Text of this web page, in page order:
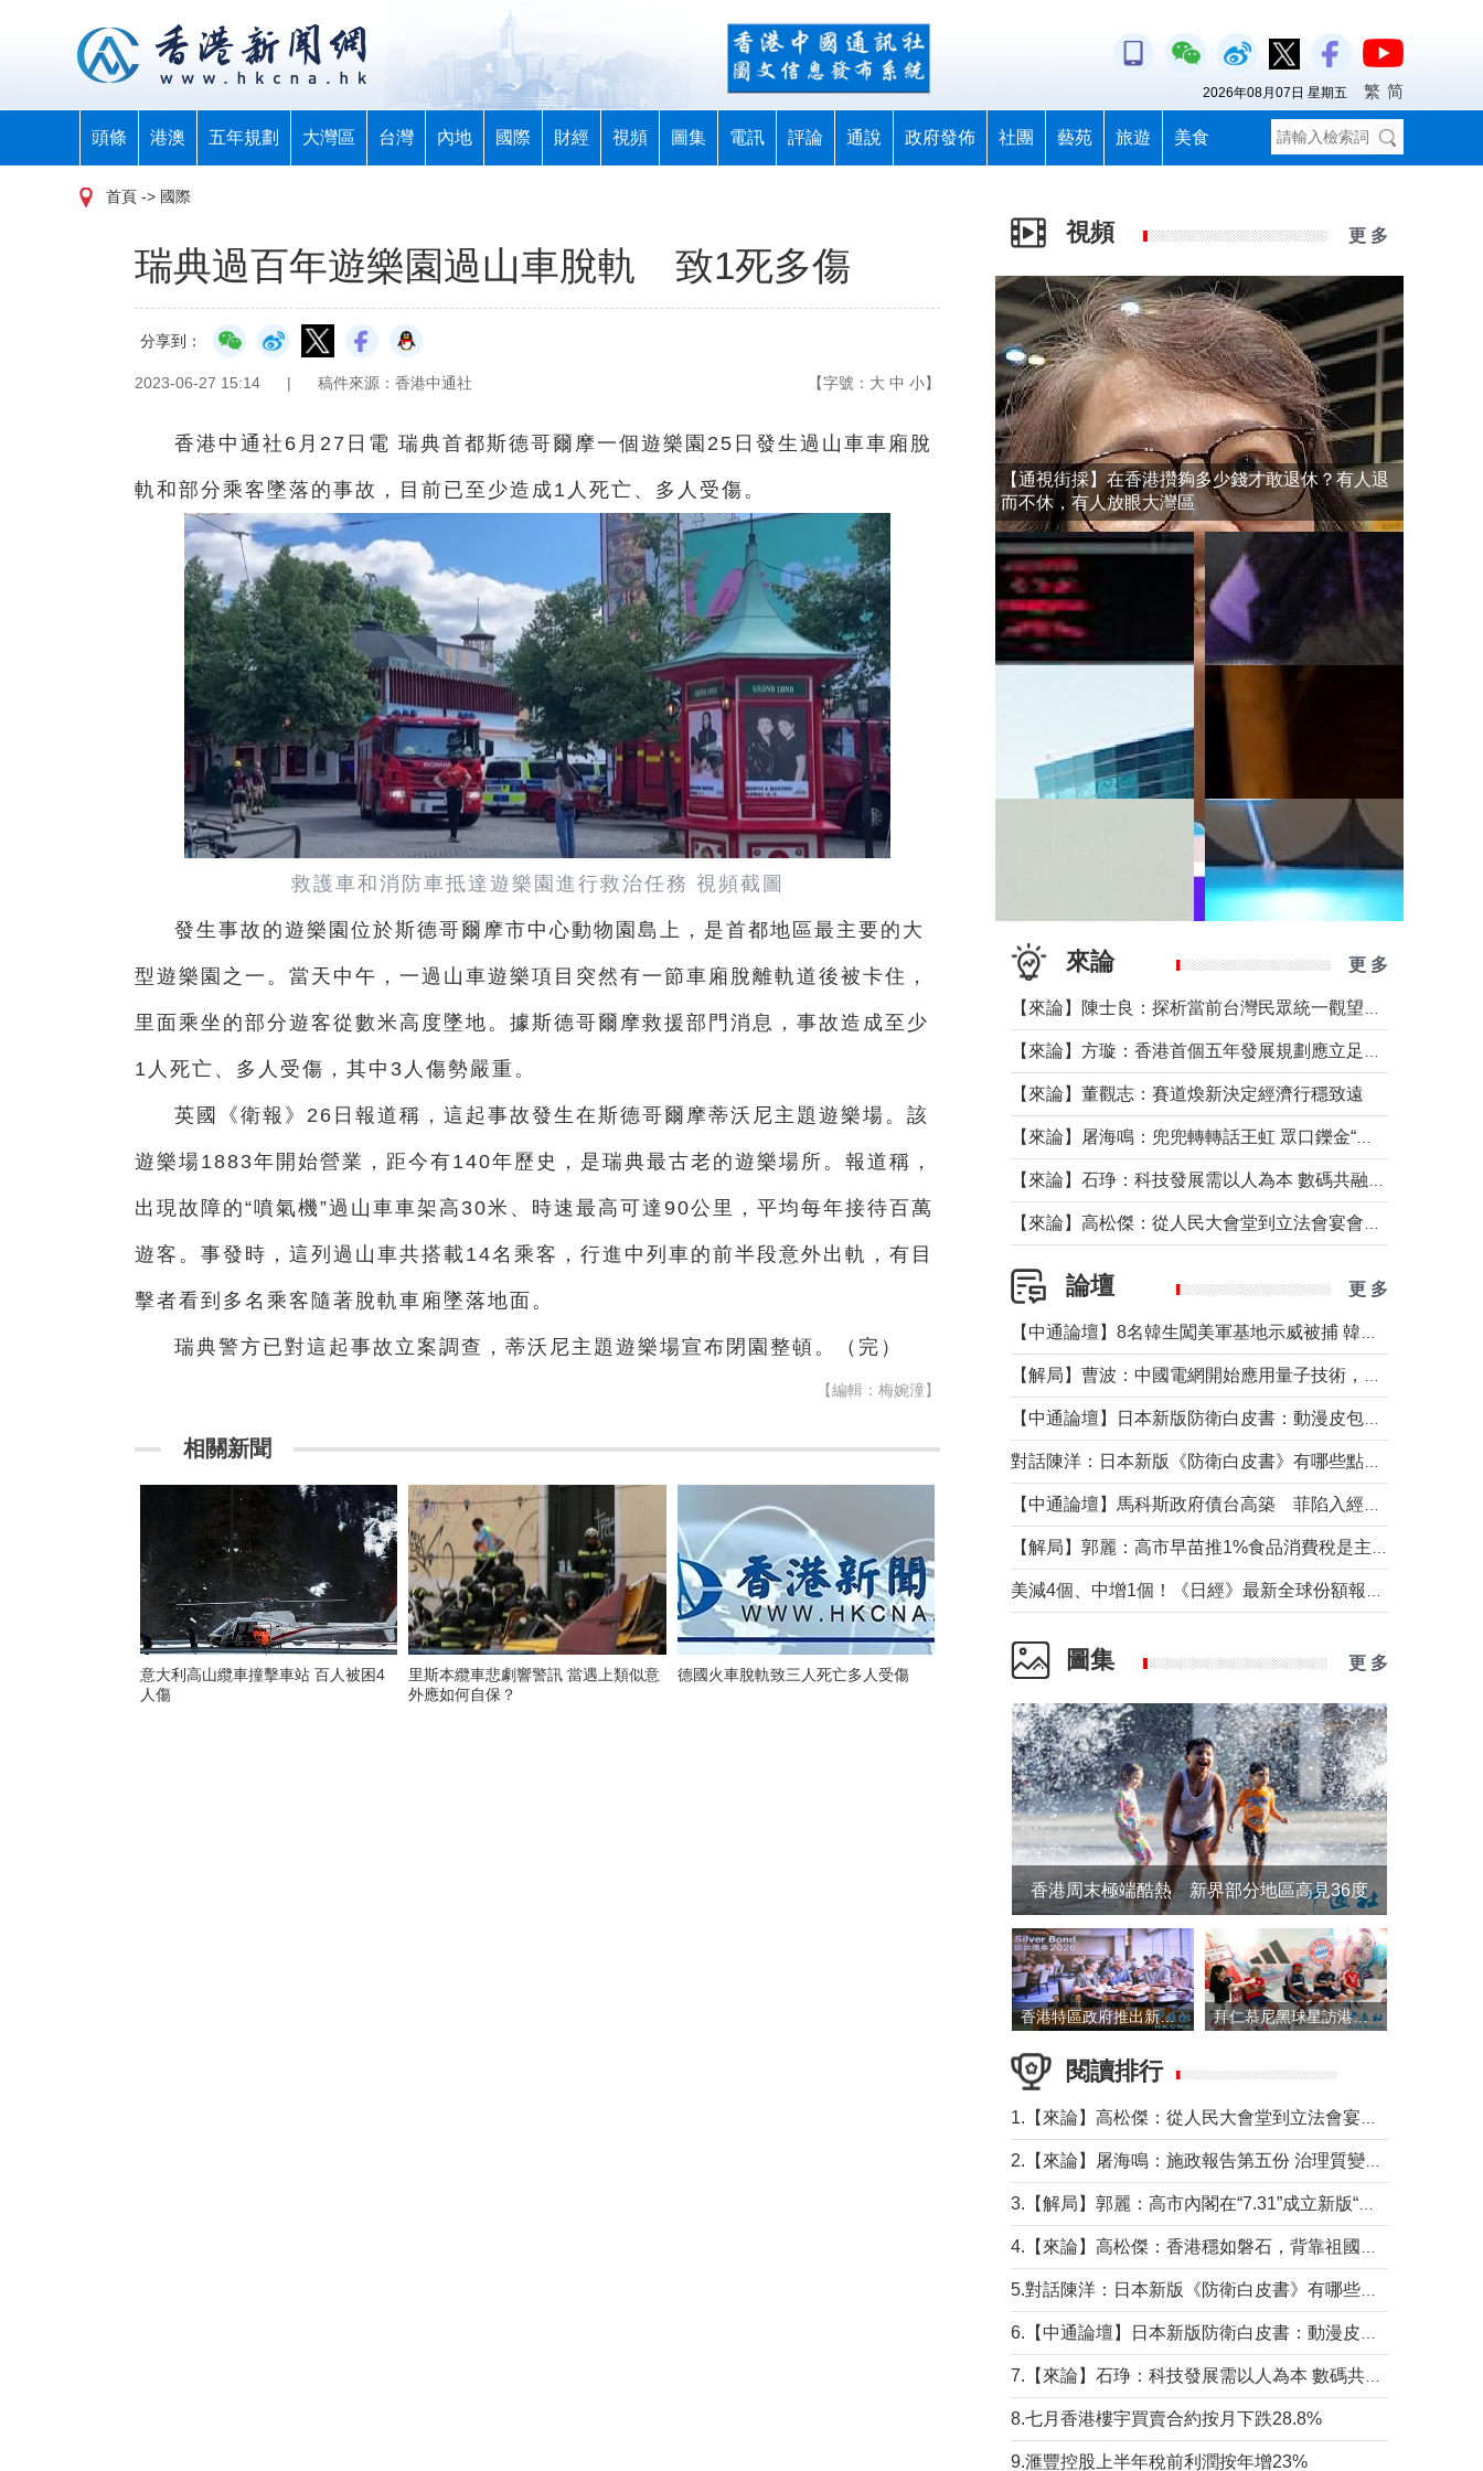
頭條 港澳 五年規劃 大灣區 台灣 內地 國際 財經 視頻 圖集 電訊 評論 通說 政府發佈 社團 藝苑 旅遊 美食
2026年08月07日 星期五 繁 简
首頁 -> 國際
瑞典過百年遊樂園過山車脫軌 致1死多傷
分享到：
2023-06-27 15:14 | 稿件來源：香港中通社 【字號： 大 中 小】
香港中通社6月27日電 瑞典首都斯德哥爾摩一個遊樂園25日發生過山車車廂脫
軌和部分乘客墜落的事故，目前已至少造成1人死亡、多人受傷。
救護車和消防車抵達遊樂園進行救治任務 視頻截圖
發生事故的遊樂園位於斯德哥爾摩市中心動物園島上，是首都地區最主要的大
型遊樂園之一。當天中午，一過山車遊樂項目突然有一節車廂脫離軌道後被卡住，
里面乘坐的部分遊客從數米高度墜地。據斯德哥爾摩救援部門消息，事故造成至少
1人死亡、多人受傷，其中3人傷勢嚴重。
英國《衛報》26日報道稱，這起事故發生在斯德哥爾摩蒂沃尼主題遊樂場。該
遊樂場1883年開始營業，距今有140年歷史，是瑞典最古老的遊樂場所。報道稱，
出現故障的“噴氣機”過山車車架高30米、時速最高可達90公里，平均每年接待百萬
遊客。事發時，這列過山車共搭載14名乘客，行進中列車的前半段意外出軌，有目
擊者看到多名乘客隨著脫軌車廂墜落地面。
瑞典警方已對這起事故立案調查，蒂沃尼主題遊樂場宣布閉園整頓。（完）
【編輯：梅婉潼】
相關新聞
意大利高山纜車撞擊車站 百人被困4
人傷
里斯本纜車悲劇響警訊 當遇上類似意
外應如何自保？
德國火車脫軌致三人死亡多人受傷
視頻 更 多
【通視街採】在香港攢夠多少錢才敢退休？有人退
而不休，有人放眼大灣區
來論 更 多
【來論】董觀志：賽道煥新決定經濟行穩致遠
論壇 更 多
圖集 更 多
香港周末極端酷熱 新界部分地區高見36度
香港特區政府推出新一批銀色債券 每手1萬元保底息4.25厘 拜仁慕尼黑球星訪港 與球迷近距離互動
閱讀排行
8.七月香港樓宇買賣合約按月下跌28.8%
9.滙豐控股上半年稅前利潤按年增23%